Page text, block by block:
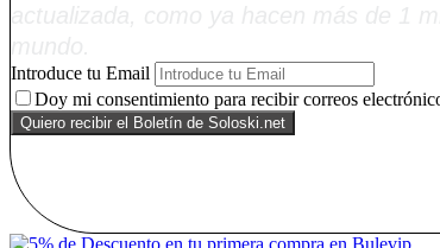
Introduce tu Email
Doy mi consentimiento para recibir correos